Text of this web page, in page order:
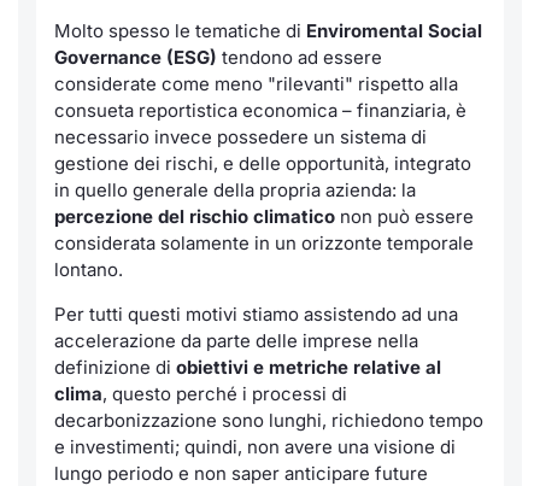
Molto spesso le tematiche di Enviromental Social
Governance (ESG) tendono ad essere
considerate come meno "rilevanti" rispetto alla
consueta reportistica economica – finanziaria, è
necessario invece possedere un sistema di
gestione dei rischi, e delle opportunità, integrato
in quello generale della propria azienda: la
percezione del rischio climatico non può essere
considerata solamente in un orizzonte temporale
lontano.
Per tutti questi motivi stiamo assistendo ad una
accelerazione da parte delle imprese nella
definizione di obiettivi e metriche relative al
clima, questo perché i processi di
decarbonizzazione sono lunghi, richiedono tempo
e investimenti; quindi, non avere una visione di
lungo periodo e non saper anticipare future